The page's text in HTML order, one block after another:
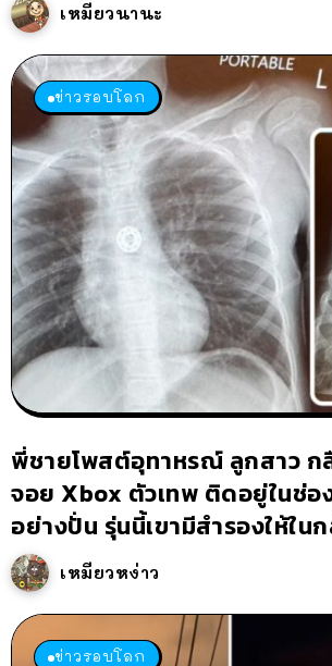
เหมียวนานะ
ข่าวรอบโลก
พี่ชายโพสต์อุทาหรณ์ ลูกสาว ก
จอย Xbox ตัวเทพ ติดอยู่ในช่อ
อย่างปั่น รุ่นนี้เขามีสำรองให้ใน
เหมียวหง่าว
ข่าวรอบโลก